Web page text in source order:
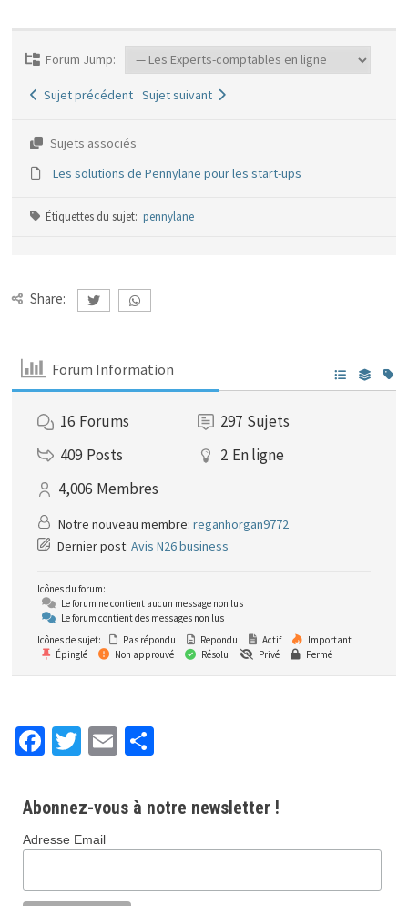
Forum Jump:
Sujet précédent Sujet suivant
Sujets associés
Les solutions de Pennylane pour les start-ups
Étiquettes du sujet: pennylane
Share:
Forum Information
16 Forums 297 Sujets
409 Posts 2 En ligne
4,006 Membres
Notre nouveau membre: reganhorgan9772
Dernier post: Avis N26 business
Icônes du forum:
Le forum ne contient aucun message non lus
Le forum contient des messages non lus
Icônes de sujet:
Pas répondu Repondu Actif
Important
Épinglé
Non approuvé Résolu Privé Fermé
Fa
b
o
o
k
T
tt
er
E
ai
P
ta
r
Abonnez-vous à notre newsletter !
Adresse Email